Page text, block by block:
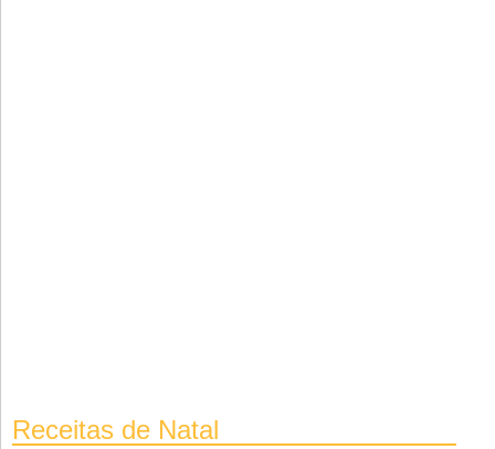
Receitas de Natal